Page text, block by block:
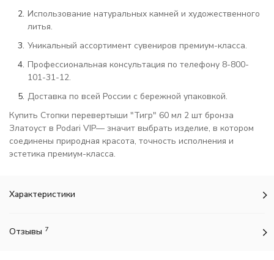
Использование натуральных камней и художественного
литья.
Уникальный ассортимент сувениров премиум-класса.
Профессиональная консультация по телефону 8-800-
101-31-12.
Доставка по всей России с бережной упаковкой.
Купить Стопки перевертыши "Тигр" 60 мл 2 шт бронза
Златоуст в Podari VIP— значит выбрать изделие, в котором
соединены природная красота, точность исполнения и
эстетика премиум-класса.
Характеристики
Отзывы 7